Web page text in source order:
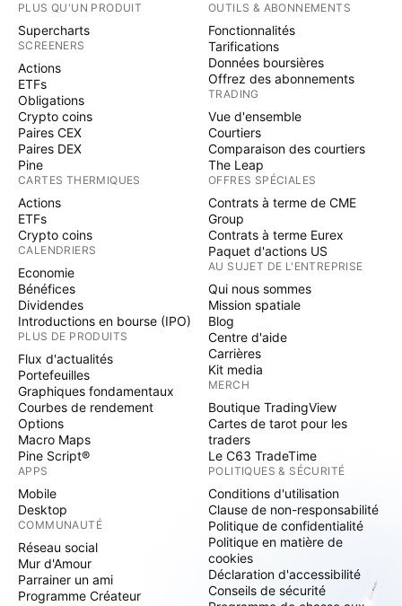
PLUS QU'UN PRODUIT
Supercharts
SCREENERS
Actions
ETFs
Obligations
Crypto coins
Paires CEX
Paires DEX
Pine
CARTES THERMIQUES
Actions
ETFs
Crypto coins
CALENDRIERS
Economie
Bénéfices
Dividendes
Introductions en bourse (IPO)
PLUS DE PRODUITS
Flux d'actualités
Portefeuilles
Graphiques fondamentaux
Courbes de rendement
Options
Macro Maps
Pine Script®
APPS
Mobile
Desktop
COMMUNAUTÉ
Réseau social
Mur d'Amour
Parrainer un ami
Programme Créateur
OUTILS & ABONNEMENTS
Fonctionnalités
Tarifications
Données boursières
Offrez des abonnements
TRADING
Vue d'ensemble
Courtiers
Comparaison des courtiers
The Leap
OFFRES SPÉCIALES
Contrats à terme de CME
Group
Contrats à terme Eurex
Paquet d'actions US
AU SUJET DE L'ENTREPRISE
Qui nous sommes
Mission spatiale
Blog
Centre d'aide
Carrières
Kit media
MERCH
Boutique TradingView
Cartes de tarot pour les
traders
Le C63 TradeTime
POLITIQUES & SÉCURITÉ
Conditions d'utilisation
Clause de non-responsabilité
Politique de confidentialité
Politique en matière de
cookies
Déclaration d'accessibilité
Conseils de sécurité